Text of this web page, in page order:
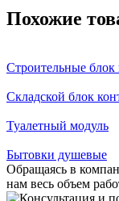
Похожие
Строительные блок
Складской блок
Туалетный модуль
Бытовки душевые
Обращаясь в
нам весь объем